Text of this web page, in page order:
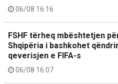
06/08 16:16
FSHF tërheq mbështetjen
Shqipëria i bashkohet
qeverisjen e FIFA-s
06/08 16:07